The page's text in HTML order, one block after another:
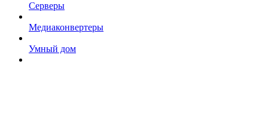
Серверы
Медиаконвертеры
Умный дом